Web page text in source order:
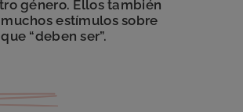
género. Ellos también
estímulos sobre
“deben ser”.